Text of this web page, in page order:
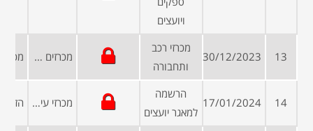
ויועצים
13
30/12/2023
מכרזי רכב
ותחבורה
מכרזים ממשלתיים
14
17/01/2024
הרשמה
למאגר יועצים
מכרזי עיריות ומועצות